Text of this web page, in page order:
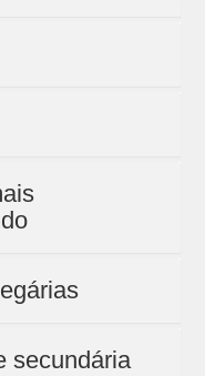
secundária